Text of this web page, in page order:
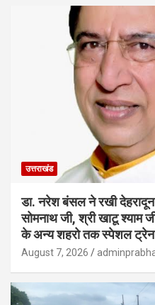
उत्तराखंड
डा. नरेश बंसल ने रखी
सोमनाथ जी, श्री खाटू श्याम
के अन्य शहरो तक स्पेशल ट्रेन
August 7, 2026